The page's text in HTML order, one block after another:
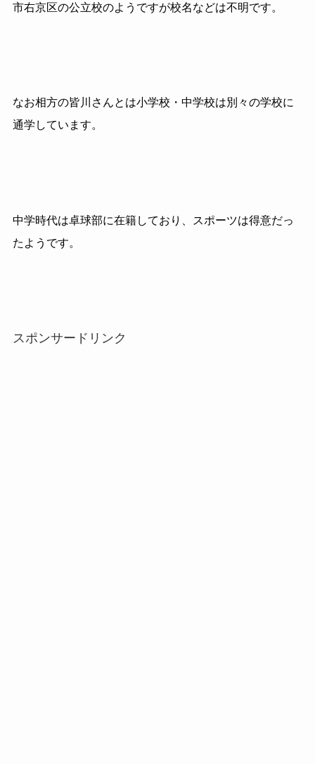
市右京区の公立校のようですが校名などは不明です。
なお相方の皆川さんとは小学校・中学校は別々の学校に
通学しています。
中学時代は卓球部に在籍しており、スポーツは得意だっ
たようです。
スポンサードリンク